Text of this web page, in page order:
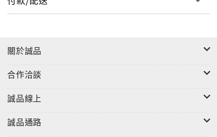
中的每個音符，而在新專輯中，李婭莎除了持續創作了
自己的作品之外，所有的專輯企劃與選歌會議當然也是
作，企劃發想的作品。而本次的製作團隊更是陣容堅
黃士祐，強里歐，鄭澤相，羅溢平...等大師紛紛為李婭
莎量身訂製專輯新歌與參與製作。此外，本次更邀請到
了多次獲獎的PC Foo擔任此次專輯的包裝設計，由陳子
韓親自擔任影像側拍紀錄，以Live作為專輯設計的中
關於誠品
合作洽談
誠品線上
誠品通路